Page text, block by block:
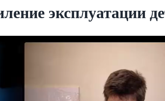
эксплуатации